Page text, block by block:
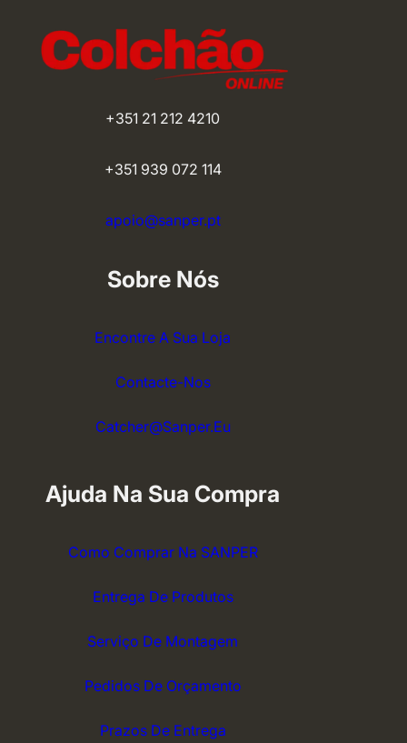
+351 21 212 4210
+351 939 072 114
apoio@sanper.pt
Sobre Nós
Encontre A Sua Loja
Contacte-Nos
Catcher@sanper.eu
Ajuda Na Sua Compra
Como Comprar Na SANPER
Entrega De Produtos
Serviço De Montagem
Pedidos De Orçamento
Prazos De Entrega